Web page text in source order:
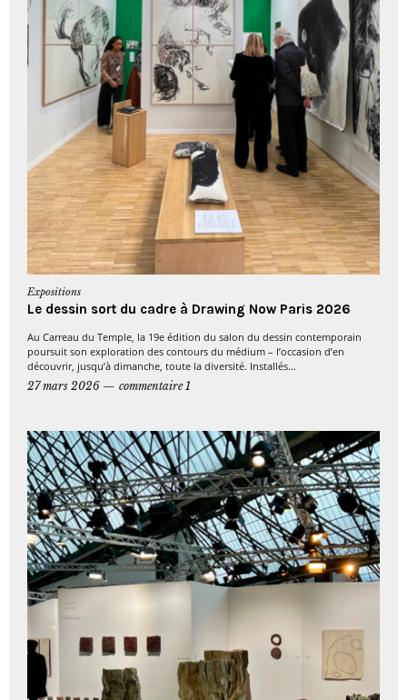
Expositions
Le dessin sort du cadre à Drawing Now Paris 2026
Au Carreau du Temple, la 19e édition du salon du dessin contemporain
poursuit son exploration des contours du médium – l’occasion d’en
découvrir, jusqu’à dimanche, toute la diversité. Installés...
27 mars 2026
commentaire 1